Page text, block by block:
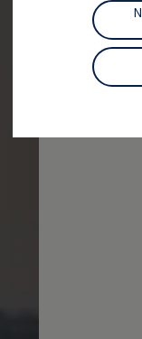
Digitale